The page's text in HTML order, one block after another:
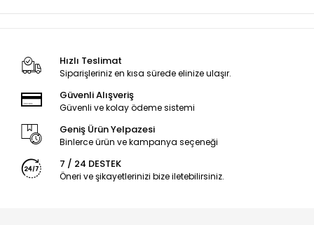
Hızlı Teslimat
Siparişleriniz en kısa sürede elinize ulaşır.
Güvenli Alışveriş
Güvenli ve kolay ödeme sistemi
Geniş Ürün Yelpazesi
Binlerce ürün ve kampanya seçeneği
7 / 24 DESTEK
Öneri ve şikayetlerinizi bize iletebilirsiniz.